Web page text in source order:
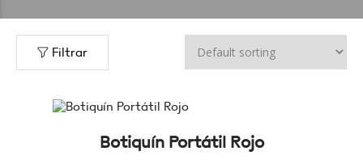
Filtrar
Botiquín Portátil Rojo